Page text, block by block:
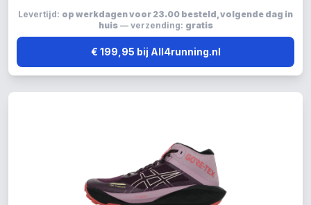
Levertijd: op werkdagen voor 23.00 besteld, volgende dag in
huis— verzending: gratis
€ 199,95 bij All4running.nl